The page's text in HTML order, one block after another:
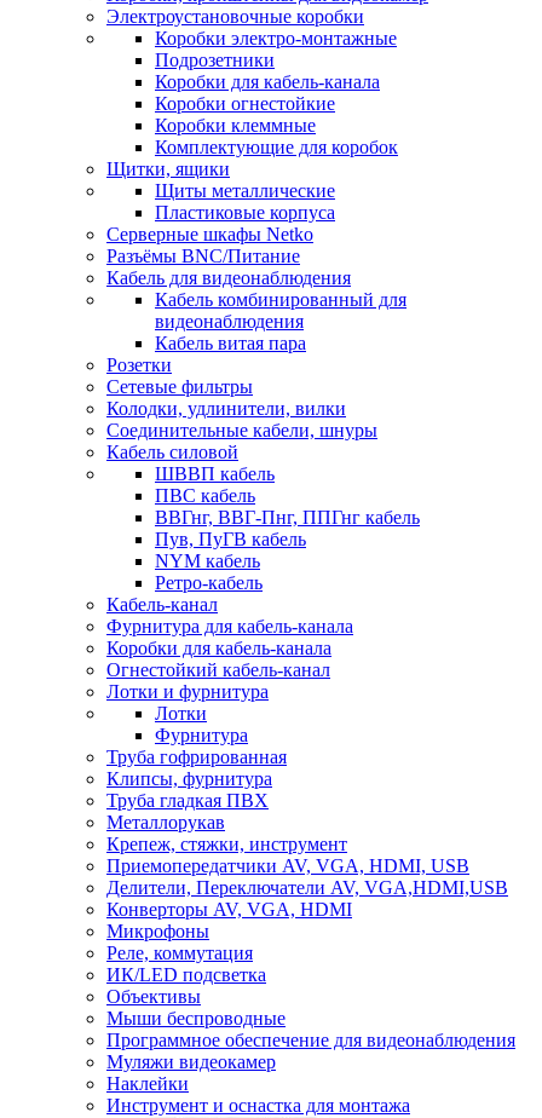
Электроустановочные коробки
Коробки электро-монтажные
Подрозетники
Коробки для кабель-канала
Коробки огнестойкие
Коробки клеммные
Комплектующие для коробок
Щитки, ящики
Щиты металлические
Пластиковые корпуса
Серверные шкафы Netko
Разъёмы BNC/Питание
Кабель для видеонаблюдения
Кабель комбинированный для
видеонаблюдения
Кабель витая пара
Розетки
Сетевые фильтры
Колодки, удлинители, вилки
Соединительные кабели, шнуры
Кабель силовой
ШВВП кабель
ПВС кабель
ВВГнг, ВВГ-Пнг, ППГнг кабель
Пув, ПуГВ кабель
NYM кабель
Ретро-кабель
Кабель-канал
Фурнитура для кабель-канала
Коробки для кабель-канала
Огнестойкий кабель-канал
Лотки и фурнитура
Лотки
Фурнитура
Труба гофрированная
Клипсы, фурнитура
Труба гладкая ПВХ
Металлорукав
Крепеж, стяжки, инструмент
Приемопередатчики AV, VGA, HDMI, USB
Делители, Переключатели AV, VGA,HDMI,USB
Конверторы AV, VGA, HDMI
Микрофоны
Реле, коммутация
ИК/LED подсветка
Объективы
Мыши беспроводные
Программное обеспечение для видеонаблюдения
Муляжи видеокамер
Наклейки
Инструмент и оснастка для монтажа